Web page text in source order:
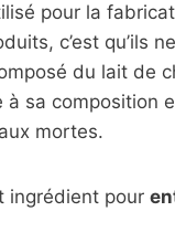
pour la
c’est qu’ils
du lait de
sa composition
mortes.
ingrédient pour